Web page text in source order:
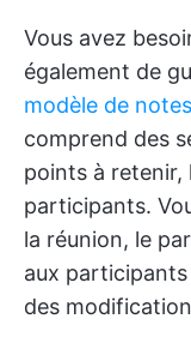
Vous avez
également de
modèle de
comprend des
points à retenir,
participants.
la réunion, le
aux
des